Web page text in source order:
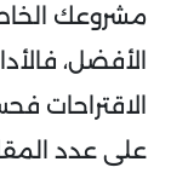
الأفضل،
الاقتراحات
على عدد